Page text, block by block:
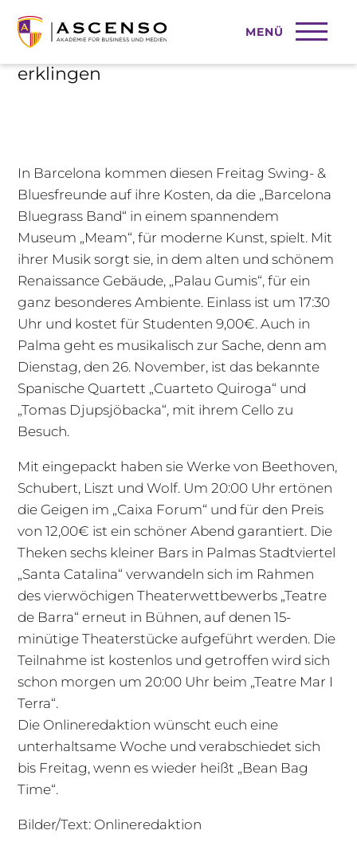
MENÜ
Wenn Stimmen und Cellos
erklingen
In Barcelona kommen diesen Freitag Swing- &
Bluesfreunde auf ihre Kosten, da die „Barcelona
Bluegrass Band“ in einem spannendem
Museum „Meam“, für moderne Kunst, spielt. Mit
ihrer Musik sorgt sie, in dem alten und schönem
Renaissance Gebäude, „Palau Gumis“, für ein
ganz besonderes Ambiente. Einlass ist um 17:30
Uhr und kostet für Studenten 9,00€. Auch in
Palma geht es musikalisch zur Sache, denn am
Dienstag, den 26. November, ist das bekannte
Spanische Quartett „Cuarteto Quiroga“ und
„Tomas Djupsjöbacka“, mit ihrem Cello zu
Besuch.
Mit eingepackt haben sie Werke von Beethoven,
Schubert, Liszt und Wolf. Um 20:00 Uhr ertönen
die Geigen im „Caixa Forum“ und für den Preis
von 12,00€ ist ein schöner Abend garantiert. Die
Theken sechs kleiner Bars in Palmas Stadtviertel
„Santa Catalina“ verwandeln sich im Rahmen
des vierwöchigen Theaterwettbewerbs „Teatre
de Barra“ erneut in Bühnen, auf denen 15-
minütige Theaterstücke aufgeführt werden. Die
Teilnahme ist kostenlos und getroffen wird sich
schon morgen um 20:00 Uhr beim „Teatre Mar I
Terra“.
Die Onlineredaktion wünscht euch eine
unterhaltsame Woche und verabschiedet sich
bis Freitag, wenn es wieder heißt „Bean Bag
Time“.
Bilder/Text: Onlineredaktion